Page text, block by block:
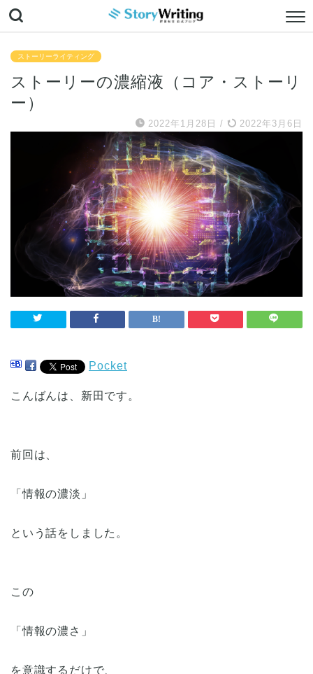
ストーリーライティング
ストーリーの濃縮液（コア・ストーリ
ー）
2022年1月28日 / 2022年3月6日
Pocket
こんばんは、新田です。
前回は、
「情報の濃淡」
という話をしました。
この
「情報の濃さ」
を意識するだけで、